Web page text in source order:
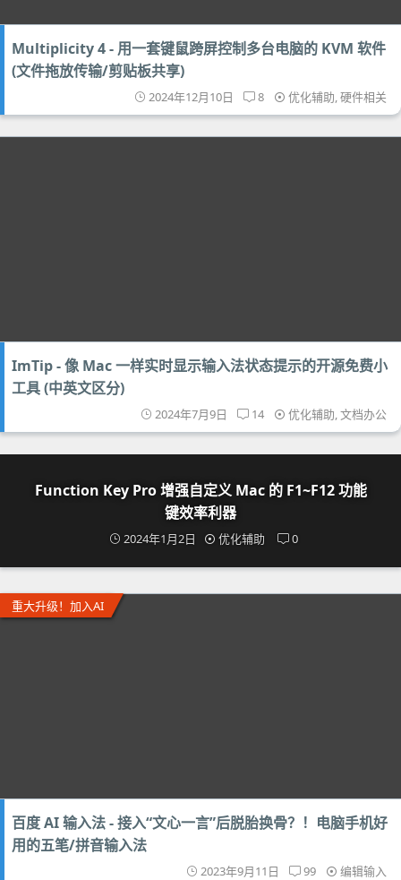
Multiplicity 4 - 用一套键鼠跨屏控制多台电脑的 KVM 软件
(文件拖放传输/剪贴板共享)
2024年12月10日 8 优化辅助,硬件相关
ImTip - 像 Mac 一样实时显示输入法状态提示的开源免费小
工具 (中英文区分)
2024年7月9日 14 优化辅助,文档办公
Function Key Pro 增强自定义 Mac 的 F1~F12 功能
键效率利器
2024年1月2日 优化辅助 0
重大升级！加入AI
百度 AI 输入法 - 接入“文心一言”后脱胎换骨？！电脑手机好
用的五笔/拼音输入法
2023年9月11日 99 编辑输入